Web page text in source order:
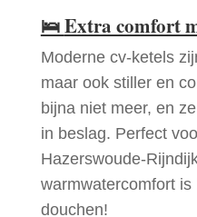
🛌Extra comfort
Moderne cv-ketels
maar ook stiller en
bijna niet meer, en
in beslag. Perfect
Hazerswoude-
warmwatercomfort
douchen!